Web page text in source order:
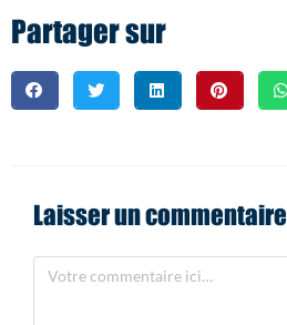
Partager sur
Laisser un commentaire